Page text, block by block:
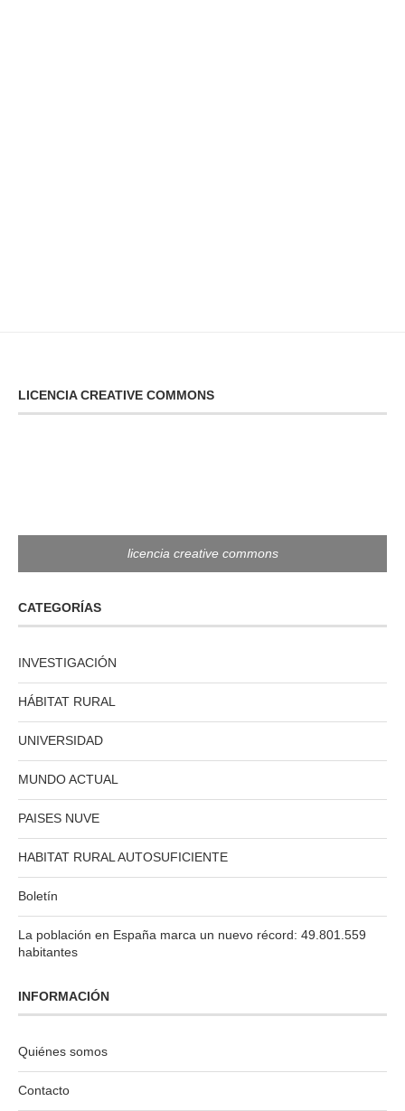
LICENCIA CREATIVE COMMONS
licencia creative commons
CATEGORÍAS
INVESTIGACIÓN
HÁBITAT RURAL
UNIVERSIDAD
MUNDO ACTUAL
PAISES NUVE
HABITAT RURAL AUTOSUFICIENTE
Boletín
La población en España marca un nuevo récord: 49.801.559
habitantes
INFORMACIÓN
Quiénes somos
Contacto